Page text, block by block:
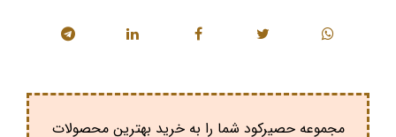
مجموعه حصیرکود شما را به خرید بهترین محصولات